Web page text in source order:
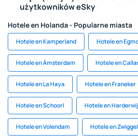
użytkowników eSky
Hotele en Holanda - Popularne miasta
Hotele en Kamperland Hotele en
Hotele en Ámsterdam Hotele en
Hotele en La Haya Hotele en Franeker
Hotele en Schoorl Hotele en
Hotele en Volendam Hotele en